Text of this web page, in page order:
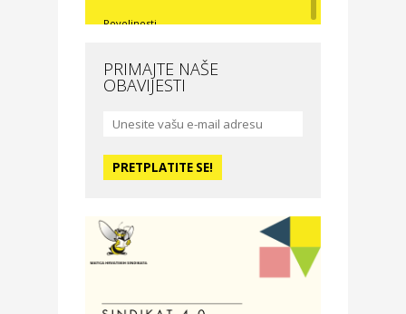
Povoljnosti
Moda i ljepota
studio – Osijek
Zdravlje i osiguranje
PRIMAJTE NAŠE
OBAVIJESTI